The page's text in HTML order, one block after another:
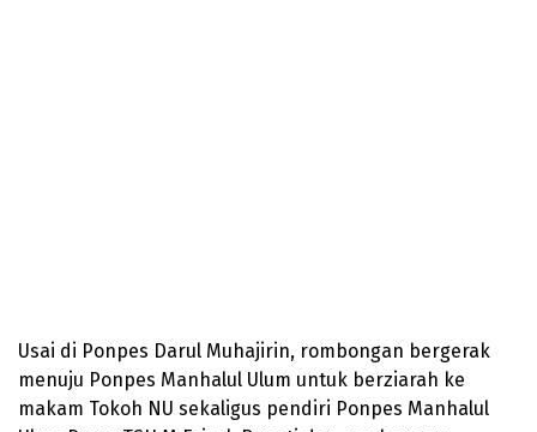
Usai di Ponpes Darul Muhajirin, rombongan bergerak
menuju Ponpes Manhalul Ulum untuk berziarah ke
makam Tokoh NU sekaligus pendiri Ponpes Manhalul